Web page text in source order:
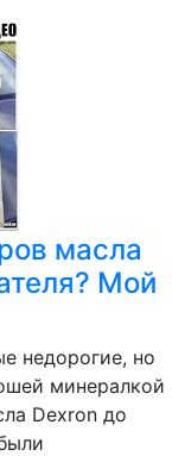
масла
Мой
недорогие, но
минералкой
Dexron до